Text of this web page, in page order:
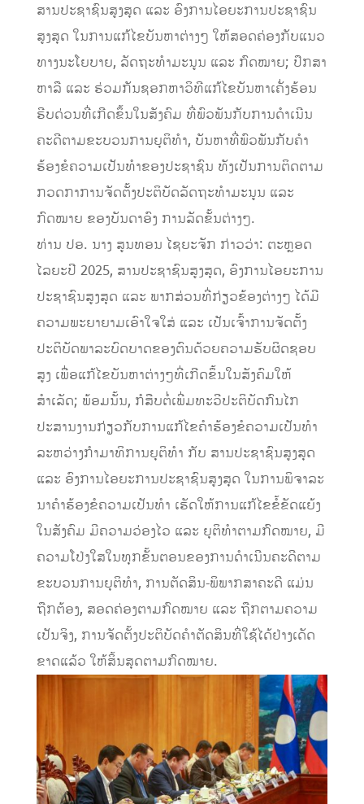
ສານປະຊາຊົນສູງສຸດ ແລະ ອົງການໄອຍະການປະຊາຊົນ
ສູງສຸດ ໃນການແກ້ໄຂບັນຫາຕ່າງໆ ໃຫ້ສອດຄ່ອງກັບແນວ
ທາງນະໂຍບາຍ, ລັດຖະທຳມະນູນ ແລະ ກົດໝາຍ; ປຶກສາ
ຫາລື ແລະ ຮ່ວມກັນຊອກຫາວິທີແກ້ໄຂບັນຫາເຄັ່ງຮ້ອນ
ຮີບດ່ວນທີ່ເກີດຂຶ້ນໃນສັງຄົມ ທີ່ພົວພັນກັບການດໍາເນີນ
ຄະດີຕາມຂະບວນການຍຸຕິທຳ, ບັນຫາທີ່ພົວພັນກັບຄໍາ
ຮ້ອງຂໍຄວາມເປັນທຳຂອງປະຊາຊົນ ທັງເປັນການຕິດຕາມ
ກວດກາການຈັດຕັ້ງປະຕິບັດລັດຖະທຳມະນູນ ແລະ
ກົດໝາຍ ຂອງບັນດາອົງ ການລັດຂັ້ນຕ່າງໆ.
ທ່ານ ປອ. ນາງ ສູນທອນ ໄຊຍະຈັກ ກ່າວວ່າ: ຕະຫຼອດ
ໄລຍະປີ 2025, ສານປະຊາຊົນສູງສຸດ, ອົງການໄອຍະການ
ປະຊາຊົນສູງສຸດ ແລະ ພາກສ່ວນທີ່ກ່ຽວຂ້ອງຕ່າງໆ ໄດ້ມີ
ຄວາມພະຍາຍາມເອົາໃຈໃສ່ ແລະ ເປັນເຈົ້າການຈັດຕັ້ງ
ປະຕິບັດພາລະບົດບາດຂອງຕົນດ້ວຍຄວາມຮັບຜິດຊອບ
ສູງ ເພື່ອແກ້ໄຂບັນຫາຕ່າງໆທີ່ເກີດຂຶ້ນໃນສັງຄົມໃຫ້
ສຳເລັດ; ພ້ອມນັ້ນ, ກໍສືບຕໍ່ເພີ່ມທະວີປະຕິບັດກົນໄກ
ປະສານງານກ່ຽວກັບການແກ້ໄຂຄໍາຮ້ອງຂໍຄວາມເປັນທໍາ
ລະຫວ່າງກໍາມາທິການຍຸຕິທໍາ ກັບ ສານປະຊາຊົນສູງສຸດ
ແລະ ອົງການໄອຍະການປະຊາຊົນສູງສຸດ ໃນການພິຈາລະ
ນາຄໍາຮ້ອງຂໍຄວາມເປັນທໍາ ເຮັດໃຫ້ການແກ້ໄຂຂໍ້ຂັດແຍ້ງ
ໃນສັງຄົມ ມີຄວາມວ່ອງໄວ ແລະ ຍຸຕິທໍາຕາມກົດໝາຍ, ມີ
ຄວາມໂປ່ງໃສໃນທຸກຂັ້ນຕອນຂອງການດໍາເນີນຄະດີຕາມ
ຂະບວນການຍຸຕິທໍາ, ການຕັດສິນ-ພິພາກສາຄະດີ ແມ່ນ
ຖືກຕ້ອງ, ສອດຄ່ອງຕາມກົດໝາຍ ແລະ ຖືກຕາມຄວາມ
ເປັນຈິງ, ການຈັດຕັ້ງປະຕິບັດຄໍາຕັດສິນທີ່ໃຊ້ໄດ້ຢ່າງເດັດ
ຂາດແລ້ວ ໃຫ້ສິ້ນສຸດຕາມກົດໝາຍ.